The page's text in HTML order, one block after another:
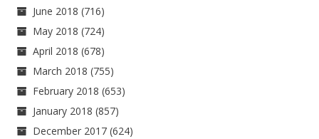
June 2018 (716)
May 2018 (724)
April 2018 (678)
March 2018 (755)
February 2018 (653)
January 2018 (857)
December 2017 (624)